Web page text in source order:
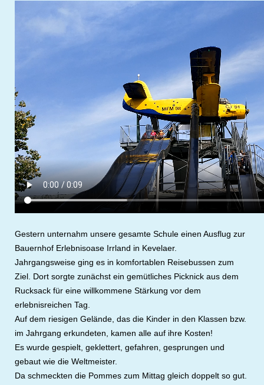
Gestern unternahm unsere gesamte Schule einen Ausflug zur
Bauernhof Erlebnisoase Irrland in Kevelaer.
Jahrgangsweise ging es in komfortablen Reisebussen zum
Ziel. Dort sorgte zunächst ein gemütliches Picknick aus dem
Rucksack für eine willkommene Stärkung vor dem
erlebnisreichen Tag.
Auf dem riesigen Gelände, das die Kinder in den Klassen bzw.
im Jahrgang erkundeten, kamen alle auf ihre Kosten!
Es wurde gespielt, geklettert, gefahren, gesprungen und
gebaut wie die Weltmeister.
Da schmeckten die Pommes zum Mittag gleich doppelt so gut.